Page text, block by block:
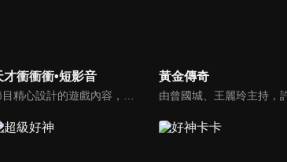
才衝衝衝•短影音 黃金傳奇